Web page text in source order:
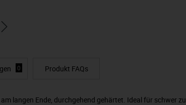
0 Produkt FAQs
langen Ende, durchgehend gehärtet. Ideal für schwer